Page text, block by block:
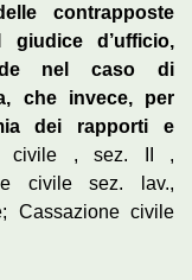
contrapposte
d’ufficio,
nel caso di
che invece, per
dei rapporti e
civile , sez. II ,
civile sez. lav.,
Cassazione civile